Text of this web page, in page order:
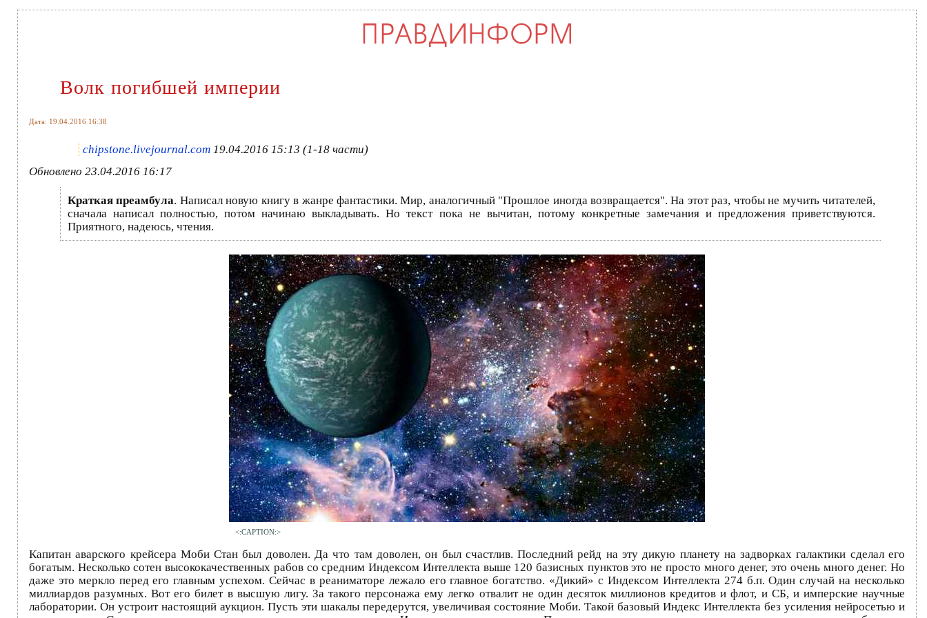
Волк погибшей империи
Дата: 19.04.2016 16:38
chipstone.livejournal.com 19.04.2016 15:13 (1-18 части)
Обновлено 23.04.2016 16:17
Краткая преамбула. Написал новую книгу в жанре фантастики. Мир, аналогичный "Прошлое иногда возвращается". На этот раз, чтобы не мучить читателей,
сначала написал полностью, потом начинаю выкладывать. Но текст пока не вычитан, потому конкретные замечания и предложения приветствуются.
Приятного, надеюсь, чтения.
<:CAPTION:>
Капитан аварского крейсера Моби Стан был доволен. Да что там доволен, он был счастлив. Последний рейд на эту дикую планету на задворках галактики сделал его
богатым. Несколько сотен высококачественных рабов со средним Индексом Интеллекта выше 120 базисных пунктов это не просто много денег, это очень много денег. Но
даже это меркло перед его главным успехом. Сейчас в реаниматоре лежало его главное богатство. «Дикий» с Индексом Интеллекта 274 б.п. Один случай на несколько
миллиардов разумных. Вот его билет в высшую лигу. За такого персонажа ему легко отвалит не один десяток миллионов кредитов и флот, и СБ, и имперские научные
лаборатории. Он устроит настоящий аукцион. Пусть эти шакалы передерутся, увеличивая состояние Моби. Такой базовый Индекс Интеллекта без усиления нейросетью и